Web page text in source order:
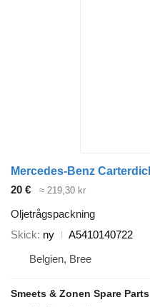
20 € ≈ 219,30 kr
Oljetrågspackning
Skick ny
A5410140722
Belgien, Bree
Smeets & Zonen Spare Parts